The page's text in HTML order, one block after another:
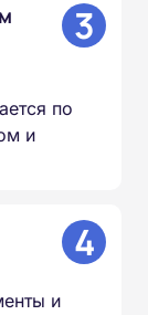
3
по
и
4
и